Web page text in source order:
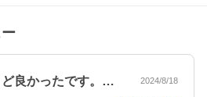
普段XLです。ちょうど良かったです。白… 2024/8/18